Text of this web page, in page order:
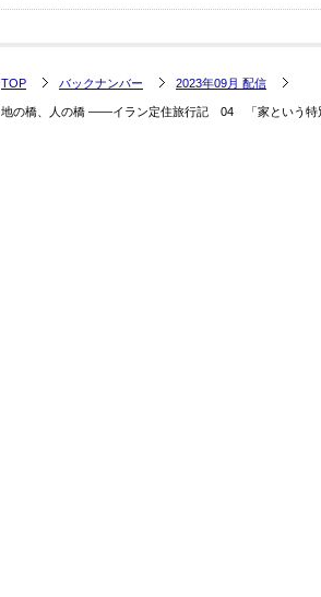
TOP バックナンバー 2023年09月 配信
地の橋、人の橋 ――イラン定住旅行記 04 「家という特